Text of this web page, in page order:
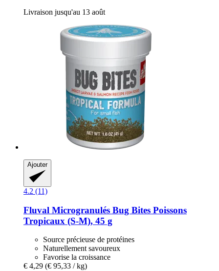
Livraison jusqu'au 13 août
Ajouter
4.2 (11)
Fluval Microgranulés Bug Bites Poissons
Tropicaux (S-​M), 45 g
Source précieuse de protéines
Naturellement savoureux
Favorise la croissance
€ 4,29 (€ 95,33 / kg)